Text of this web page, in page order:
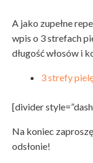
A jako zupełne
wpis o 3 strefach
długość włosów i
3 strefy
[divider
Na koniec
odsłonie!